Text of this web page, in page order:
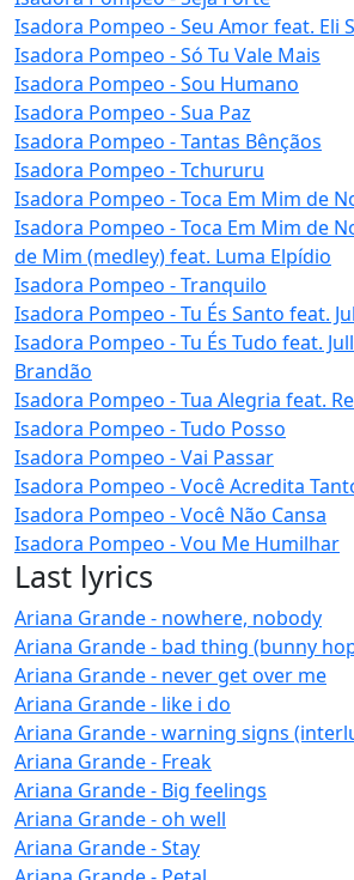
Isadora Pompeo - Seu Amor feat. Eli
Isadora Pompeo - Só Tu Vale Mais
Isadora Pompeo - Sou Humano
Isadora Pompeo - Sua Paz
Isadora Pompeo - Tantas Bênçãos
Isadora Pompeo - Tchururu
Isadora Pompeo - Toca Em Mim de
Isadora Pompeo - Toca Em Mim de
de Mim (medley) feat. Luma Elpídio
Isadora Pompeo - Tranquilo
Isadora Pompeo - Tu És Santo feat.
Isadora Pompeo - Tu És Tudo feat.
Brandão
Isadora Pompeo - Tua Alegria feat.
Isadora Pompeo - Tudo Posso
Isadora Pompeo - Vai Passar
Isadora Pompeo - Você Acredita
Isadora Pompeo - Você Não Cansa
Isadora Pompeo - Vou Me Humilhar
Last lyrics
Ariana Grande - nowhere, nobody
Ariana Grande - bad thing (bunny
Ariana Grande - never get over me
Ariana Grande - like i do
Ariana Grande - warning signs
Ariana Grande - Freak
Ariana Grande - Big feelings
Ariana Grande - oh well
Ariana Grande - Stay